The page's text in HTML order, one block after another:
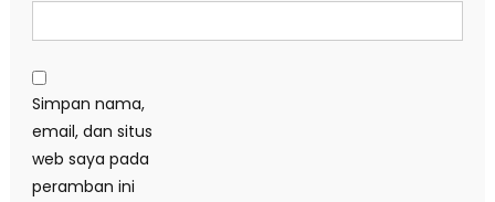
Simpan nama,
email, dan situs
web saya pada
peramban ini